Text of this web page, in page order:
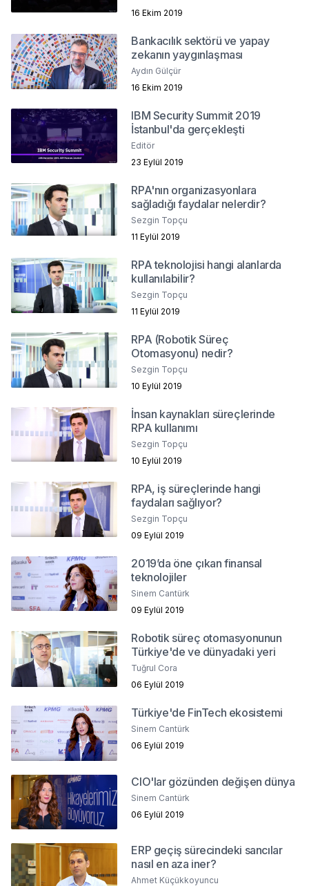
16 Ekim 2019
Bankacılık sektörü ve yapay
zekanın yaygınlaşması
Aydın Gülçür
16 Ekim 2019
IBM Security Summit 2019
İstanbul'da gerçekleşti
Editör
23 Eylül 2019
RPA'nın organizasyonlara
sağladığı faydalar nelerdir?
Sezgin Topçu
11 Eylül 2019
RPA teknolojisi hangi alanlarda
kullanılabilir?
Sezgin Topçu
11 Eylül 2019
RPA (Robotik Süreç
Otomasyonu) nedir?
Sezgin Topçu
10 Eylül 2019
İnsan kaynakları süreçlerinde
RPA kullanımı
Sezgin Topçu
10 Eylül 2019
RPA, iş süreçlerinde hangi
faydaları sağlıyor?
Sezgin Topçu
09 Eylül 2019
2019’da öne çıkan finansal
teknolojiler
Sinem Cantürk
09 Eylül 2019
Robotik süreç otomasyonunun
Türkiye'de ve dünyadaki yeri
Tuğrul Cora
06 Eylül 2019
Türkiye'de FinTech ekosistemi
Sinem Cantürk
06 Eylül 2019
CIO'lar gözünden değişen dünya
Sinem Cantürk
06 Eylül 2019
ERP geçiş sürecindeki sancılar
nasıl en aza iner?
Ahmet Küçükkoyuncu